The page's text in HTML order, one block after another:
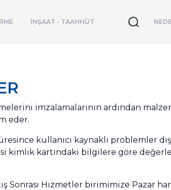
İNŞAAT - TAAHHÜT
imzalamalarının ardından
eder.
kullanıcı kaynaklı problemler
kartındaki bilgilere göre
Hizmetler birimimize Pazar